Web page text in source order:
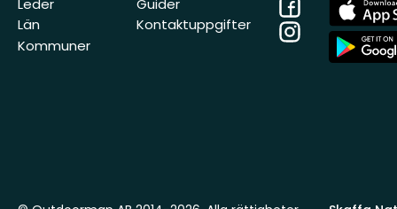
Län
Kommuner
Kontaktuppgifter
InstagramStore
App
Store